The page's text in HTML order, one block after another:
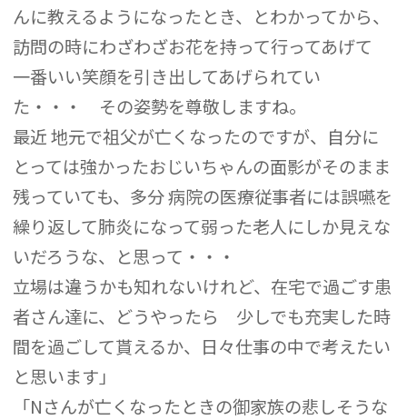
んに教えるようになったとき、とわかってから、
訪問の時にわざわざお花を持って行ってあげて
一番いい笑顔を引き出してあげられてい
た・・・ その姿勢を尊敬しますね。
最近 地元で祖父が亡くなったのですが、自分に
とっては強かったおじいちゃんの面影がそのまま
残っていても、多分 病院の医療従事者には誤嚥を
繰り返して肺炎になって弱った老人にしか見えな
いだろうな、と思って・・・
立場は違うかも知れないけれど、在宅で過ごす患
者さん達に、どうやったら 少しでも充実した時
間を過ごして貰えるか、日々仕事の中で考えたい
と思います」
「Nさんが亡くなったときの御家族の悲しそうな